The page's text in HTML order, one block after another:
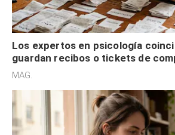
Los expertos en psicología
guardan recibos o tickets de
son acumuladores, sino que
MAG.